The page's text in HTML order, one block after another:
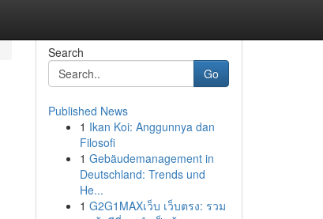
Search
Go
Published News
1 Ikan Koi: Anggunnya dan
Filosofi
1 Gebäudemanagement in
Deutschland: Trends und
He...
1 G2G1MAXเว็บ เว็บตรง: รวม